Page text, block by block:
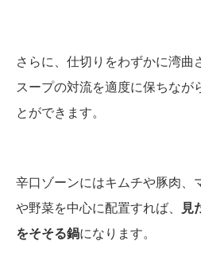
さらに、仕切りをわずかに湾曲
スープの対流を適度に保ちなが
とができます。
辛口ゾーンにはキムチや豚肉、
や野菜を中心に配置すれば、
見
をそそる鍋になります。